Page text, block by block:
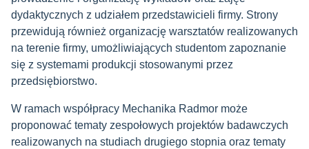
dydaktycznych z udziałem przedstawicieli firmy. Strony
przewidują również organizację warsztatów realizowanych
na terenie firmy, umożliwiających studentom zapoznanie
się z systemami produkcji stosowanymi przez
przedsiębiorstwo.
W ramach współpracy Mechanika Radmor może
proponować tematy zespołowych projektów badawczych
realizowanych na studiach drugiego stopnia oraz tematy